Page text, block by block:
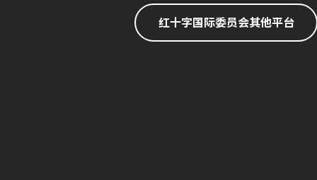
红十字国际委员会其他平台